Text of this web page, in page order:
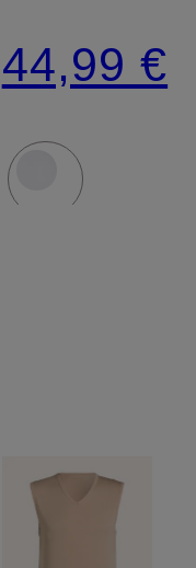
CLASS
44,99 €